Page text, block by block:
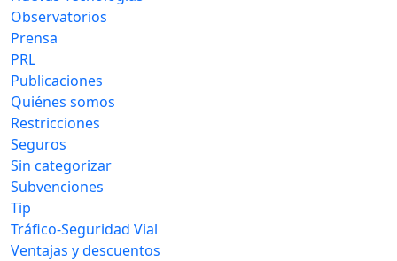
Observatorios
Prensa
PRL
Publicaciones
Quiénes somos
Restricciones
Seguros
Sin categorizar
Subvenciones
Tip
Tráfico-Seguridad Vial
Ventajas y descuentos